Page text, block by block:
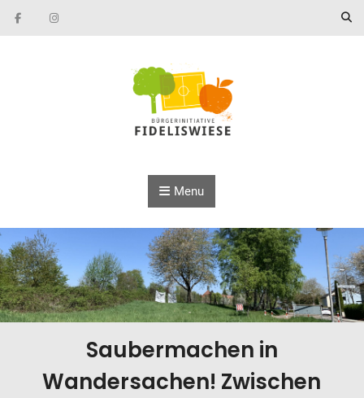
Skip to content
Menu
Saubermachen in
Wandersachen! Zwischen